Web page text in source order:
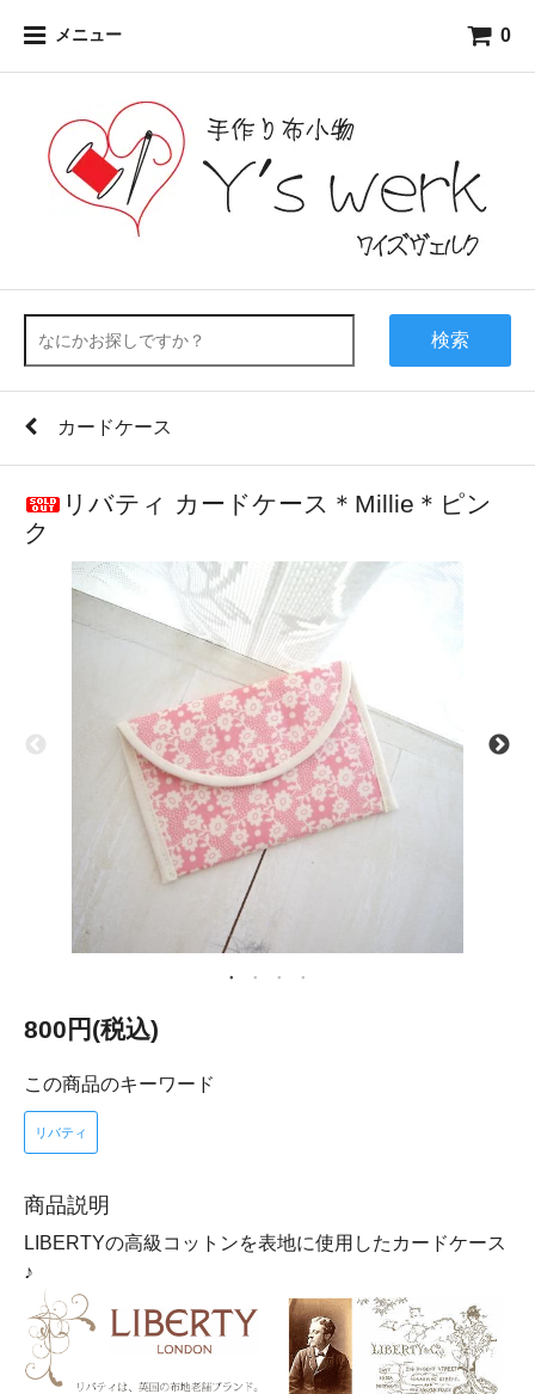
メニュー 0
検索
カードケース
リバティ カードケース＊Millie＊ピン
ク
800円(税込)
この商品のキーワード
リバティ
商品説明
LIBERTYの高級コットンを表地に使用したカードケース
♪